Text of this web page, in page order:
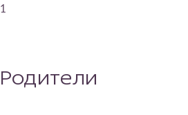
1
Родители